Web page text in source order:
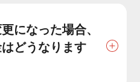
になった場合、
どうなります